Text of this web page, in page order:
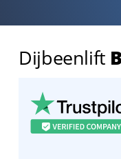
Dijbeenlift